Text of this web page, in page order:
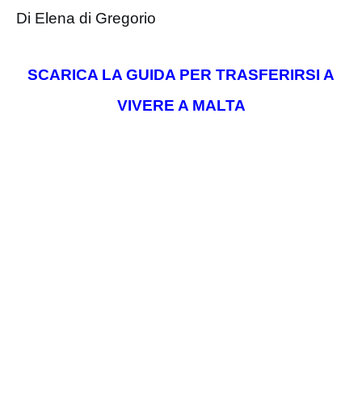
Di Elena di Gregorio
SCARICA LA GUIDA PER TRASFERIRSI A
VIVERE A MALTA